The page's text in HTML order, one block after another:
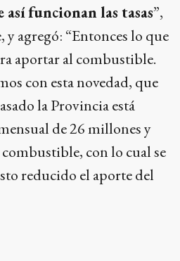
funcionan las tasas”,
agregó: “Entonces lo que
aportar al combustible.
con esta novedad, que
la Provincia está
de 26 millones y
con lo cual se
reducido el aporte del